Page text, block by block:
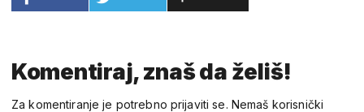
Komentiraj, znaš da želiš!
Za komentiranje je potrebno prijaviti se. Nemaš korisnički